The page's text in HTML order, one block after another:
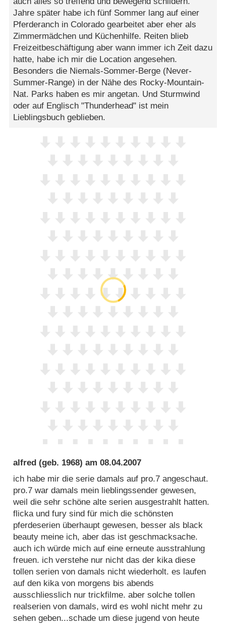
Jahre später habe ich fünf Sommer lang auf einer
Pferderanch in Colorado gearbeitet aber eher als
Zimmermädchen und Küchenhilfe. Reiten blieb
Freizeitbeschäftigung aber wann immer ich Zeit dazu
hatte, habe ich mir die Location angesehen.
Besonders die Niemals-Sommer-Berge (Never-
Summer-Range) in der Nähe des Rocky-Mountain-
Nat. Parks haben es mir angetan. Und Sturmwind
oder auf Englisch "Thunderhead" ist mein
Lieblingsbuch geblieben.
alfred (geb. 1968) am08.04.2007
ich habe mir die serie damals auf pro.7 angeschaut.
pro.7 war damals mein lieblingssender gewesen,
weil die sehr schöne alte serien ausgestrahlt hatten.
flicka und fury sind für mich die schönsten
pferdeserien überhaupt gewesen, besser als black
beauty meine ich, aber das ist geschmacksache.
auch ich würde mich auf eine erneute ausstrahlung
freuen. ich verstehe nur nicht das der kika diese
tollen serien von damals nicht wiederholt. es laufen
auf den kika von morgens bis abends
ausschliesslich nur trickfilme. aber solche tollen
realserien von damals, wird es wohl nicht mehr zu
sehen geben...schade um diese jugend von heute